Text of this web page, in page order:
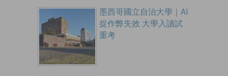
墨西哥國立自治大學｜AI
捉作弊失效 大學入讀試
重考